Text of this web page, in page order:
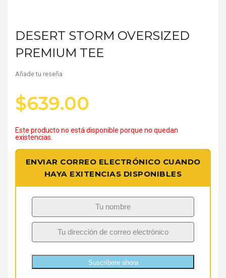
DESERT STORM OVERSIZED
PREMIUM TEE
Añade tu reseña
$639.00
Este producto no está disponible porque no quedan
existencias.
ENVIAR CORREO ELECTRÓNICO CUANDO
HAYA EXITENCIAS DISPONIBLES
Suscríbete ahora